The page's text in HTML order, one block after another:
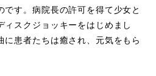
です。病院長の許可を得て少女と
ィスクジョッキーをはじめまし
に患者たちは癒され、元気をもら